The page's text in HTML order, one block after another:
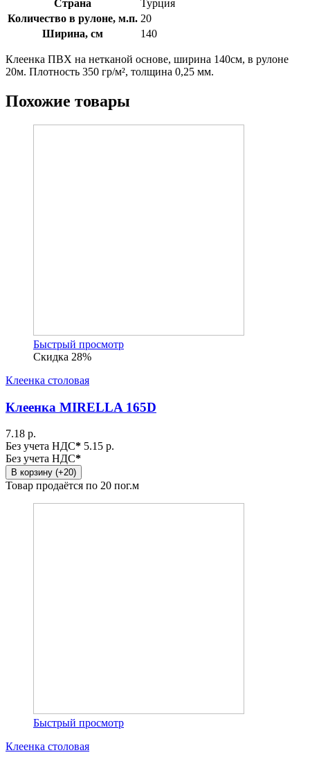
Страна
Турция
Количество в рулоне, м.п. 20
Ширина, см
140
Клеенка ПВХ на нетканой основе, ширина 140см, в рулоне
20м. Плотность 350 гр/м², толщина 0,25 мм.
Похожие товары
Быстрый просмотр
Скидка 28%
Клеенка столовая
Клеенка MIRELLA 165D
7.18 р.
Без учета НДС* 5.15 р.
Без учета НДС*
В корзину (+20)
Товар продаётся по 20 пог.м
Быстрый просмотр
Клеенка столовая